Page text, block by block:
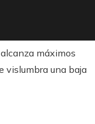
máximos
vislumbra una baja